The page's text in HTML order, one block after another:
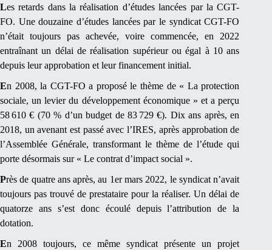
Les retards dans la réalisation d’études lancées par la CGT-
FO. Une douzaine d’études lancées par le syndicat CGT-FO
n’était toujours pas achevée, voire commencée, en 2022
entraînant un délai de réalisation supérieur ou égal à 10 ans
depuis leur approbation et leur financement initial.
En 2008, la CGT-FO a proposé le thème de « La protection
sociale, un levier du développement économique » et a perçu
58 610 € (70 % d’un budget de 83 729 €). Dix ans après, en
2018, un avenant est passé avec l’IRES, après approbation de
l’Assemblée Générale, transformant le thème de l’étude qui
porte désormais sur « Le contrat d’impact social ».
Près de quatre ans après, au 1er mars 2022, le syndicat n’avait
toujours pas trouvé de prestataire pour la réaliser. Un délai de
quatorze ans s’est donc écoulé depuis l’attribution de la
dotation.
En 2008 toujours, ce même syndicat présente un projet